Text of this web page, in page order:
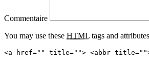
Commentaire
You may use these HTML tags and
<a href="" title=""> <abbr title="">